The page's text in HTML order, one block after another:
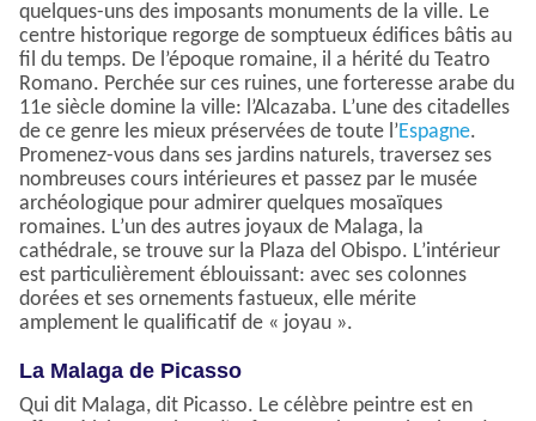
quelques-uns des imposants monuments de la ville. Le
centre historique regorge de somptueux édifices bâtis au
fil du temps. De l’époque romaine, il a hérité du Teatro
Romano. Perchée sur ces ruines, une forteresse arabe du
11e siècle domine la ville: l’Alcazaba. L’une des citadelles
de ce genre les mieux préservées de toute l’Espagne.
Promenez-vous dans ses jardins naturels, traversez ses
nombreuses cours intérieures et passez par le musée
archéologique pour admirer quelques mosaïques
romaines. L’un des autres joyaux de Malaga, la
cathédrale, se trouve sur la Plaza del Obispo. L’intérieur
est particulièrement éblouissant: avec ses colonnes
dorées et ses ornements fastueux, elle mérite
amplement le qualificatif de « joyau ».
La Malaga de Picasso
Qui dit Malaga, dit Picasso. Le célèbre peintre est en